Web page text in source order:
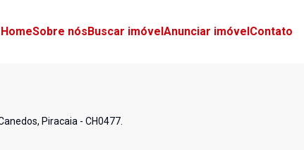
HomeSobre nósBuscar imóvelAnunciar imóvelContato
Piracaia - CH0477.